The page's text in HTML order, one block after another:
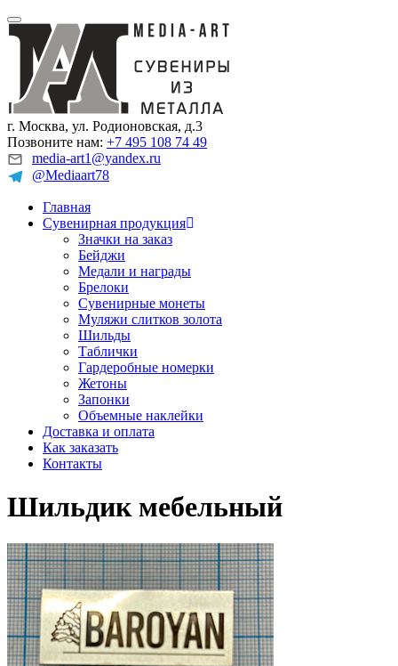
г. Москва, ул. Родионовская, д.3
Позвоните нам: +7 495 108 74 49
media-art1@yandex.ru
@Mediaart78
Главная
Сувенирная продукция
Значки на заказ
Бейджи
Медали и награды
Брелоки
Сувенирные монеты
Муляжи слитков золота
Шильды
Таблички
Гардеробные номерки
Жетоны
Запонки
Объемные наклейки
Доставка и оплата
Как заказать
Контакты
Шильдик мебельный